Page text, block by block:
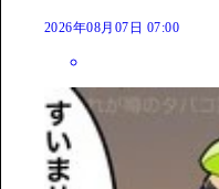
2026年08月07日 07:00